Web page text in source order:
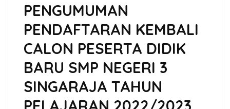
PENGUMUMAN
PENDAFTARAN KEMBALI
CALON PESERTA DIDIK
BARU SMP NEGERI 3
SINGARAJA TAHUN
PELAJARAN 2022/2023